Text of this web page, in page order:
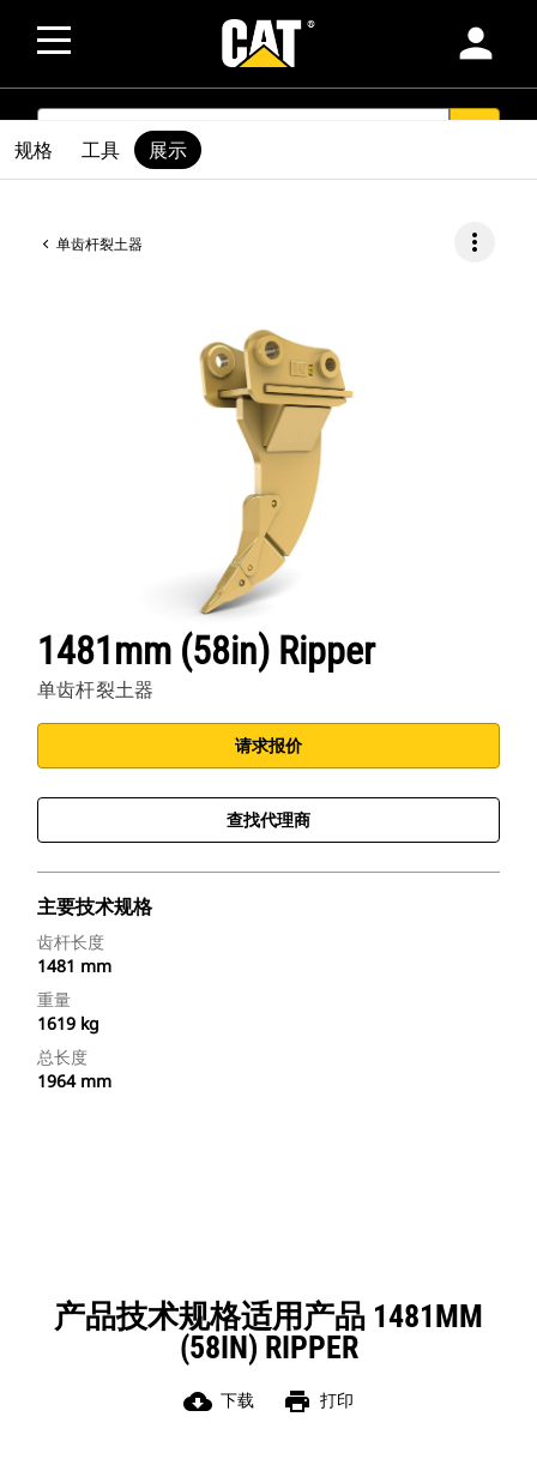
person
SEARCH
单齿杆裂土器 more_vert
1481mm (58in) Ripper
单齿杆裂土器
请求报价
查找代理商
主要技术规格
齿杆长度
1481 mm
重量
1619 kg
总长度
1964 mm
规格 工具 展示
产品技术规格适用产品 1481MM
(58IN) RIPPER
cloud_download 下载 print 打印